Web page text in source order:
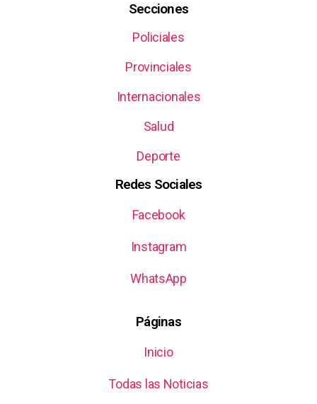
Secciones
Policiales
Provinciales
Internacionales
Salud
Deporte
Redes Sociales
Facebook
Instagram
WhatsApp
Páginas
Inicio
Todas las Noticias